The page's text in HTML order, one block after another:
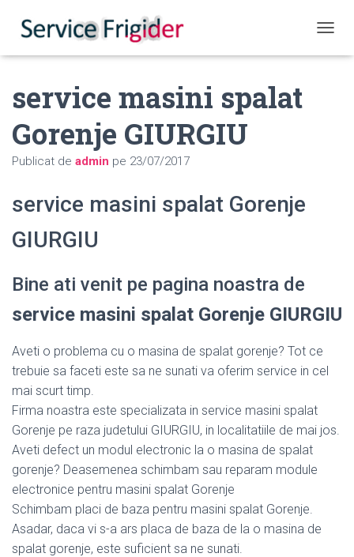
service masini spalat
Gorenje GIURGIU
Publicat de admin pe 23/07/2017
service masini spalat Gorenje
GIURGIU
Bine ati venit pe pagina noastra de
service masini spalat Gorenje GIURGIU
Aveti o problema cu o masina de spalat gorenje? Tot ce
trebuie sa faceti este sa ne sunati va oferim service in cel
mai scurt timp.
Firma noastra este specializata in service masini spalat
Gorenje pe raza judetului GIURGIU, in localitatiile de mai jos.
Aveti defect un modul electronic la o masina de spalat
gorenje? Deasemenea schimbam sau reparam module
electronice pentru masini spalat Gorenje
Schimbam placi de baza pentru masini spalat Gorenje.
Asadar, daca vi s-a ars placa de baza de la o masina de
spalat gorenje, este suficient sa ne sunati.